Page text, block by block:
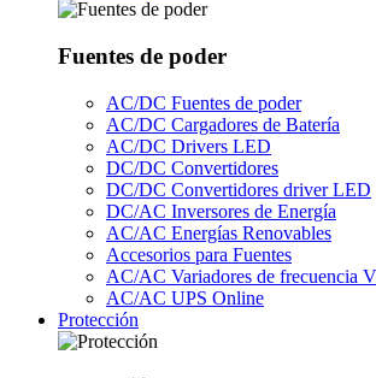
Fuentes de poder
AC/DC Fuentes de poder
AC/DC Cargadores de Batería
AC/DC Drivers LED
DC/DC Convertidores
DC/DC Convertidores driver LED
DC/AC Inversores de Energía
AC/AC Energías Renovables
Accesorios para Fuentes
AC/AC Variadores de frecuencia
AC/AC UPS Online
Protección